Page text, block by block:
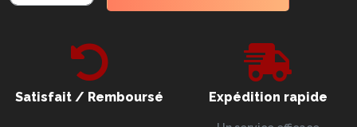
Satisfait / Remboursé Expédition rapide